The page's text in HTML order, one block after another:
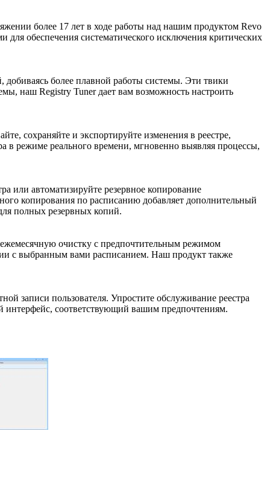
более 17 лет в ходе работы над нашим продуктом Revo
обеспечения систематического исключения критических
более плавной работы системы. Эти твики
наш Registry Tuner дает вам возможность настроить
сохраняйте и экспортируйте изменения в реестре,
в режиме реального времени, мгновенно выявляя процессы,
или автоматизируйте резервное копирование
копирования по расписанию добавляет дополнительный
полных резервных копий.
очистку с предпочтительным режимом
с выбранным вами расписанием. Наш продукт также
записи пользователя. Упростите обслуживание реестра
соответствующий вашим предпочтениям.